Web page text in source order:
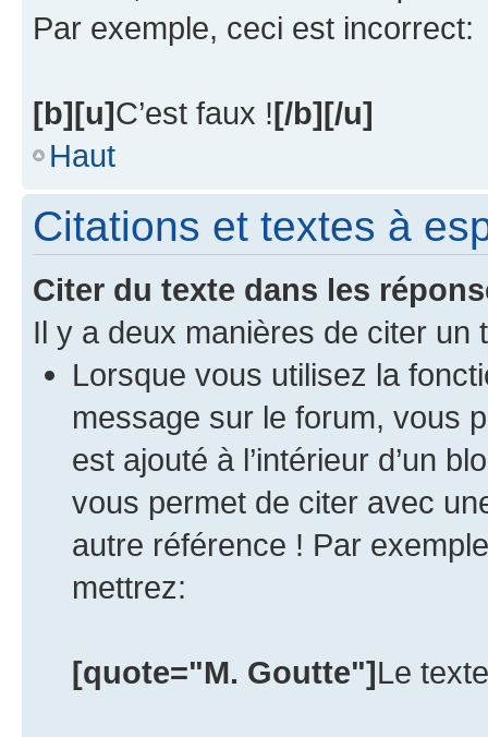
Par exemple, ceci est incorrect:
[b][u]C’est faux ![/b][/u]
Haut
Citations et textes à
Citer du texte dans les
Il y a deux manières de citer
Lorsque vous utilisez la
message sur le forum, vous
est ajouté à l’intérieur d’un
vous permet de citer avec
autre référence ! Par
mettrez:
[quote="M. Goutte"]Le